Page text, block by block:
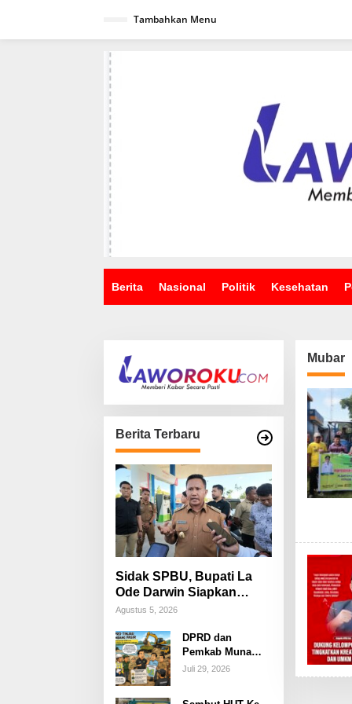
Tambahkan Menu
Berita Nasional Politik Kesehatan
Berita Terbaru
Sidak SPBU, Bupati La
Ode Darwin Siapkan
Langkah Atasi Antrean
Agustus 5, 2026
DPRD dan
Pemkab Muna
Barat Tinjau
Juli 29, 2026
Mubar